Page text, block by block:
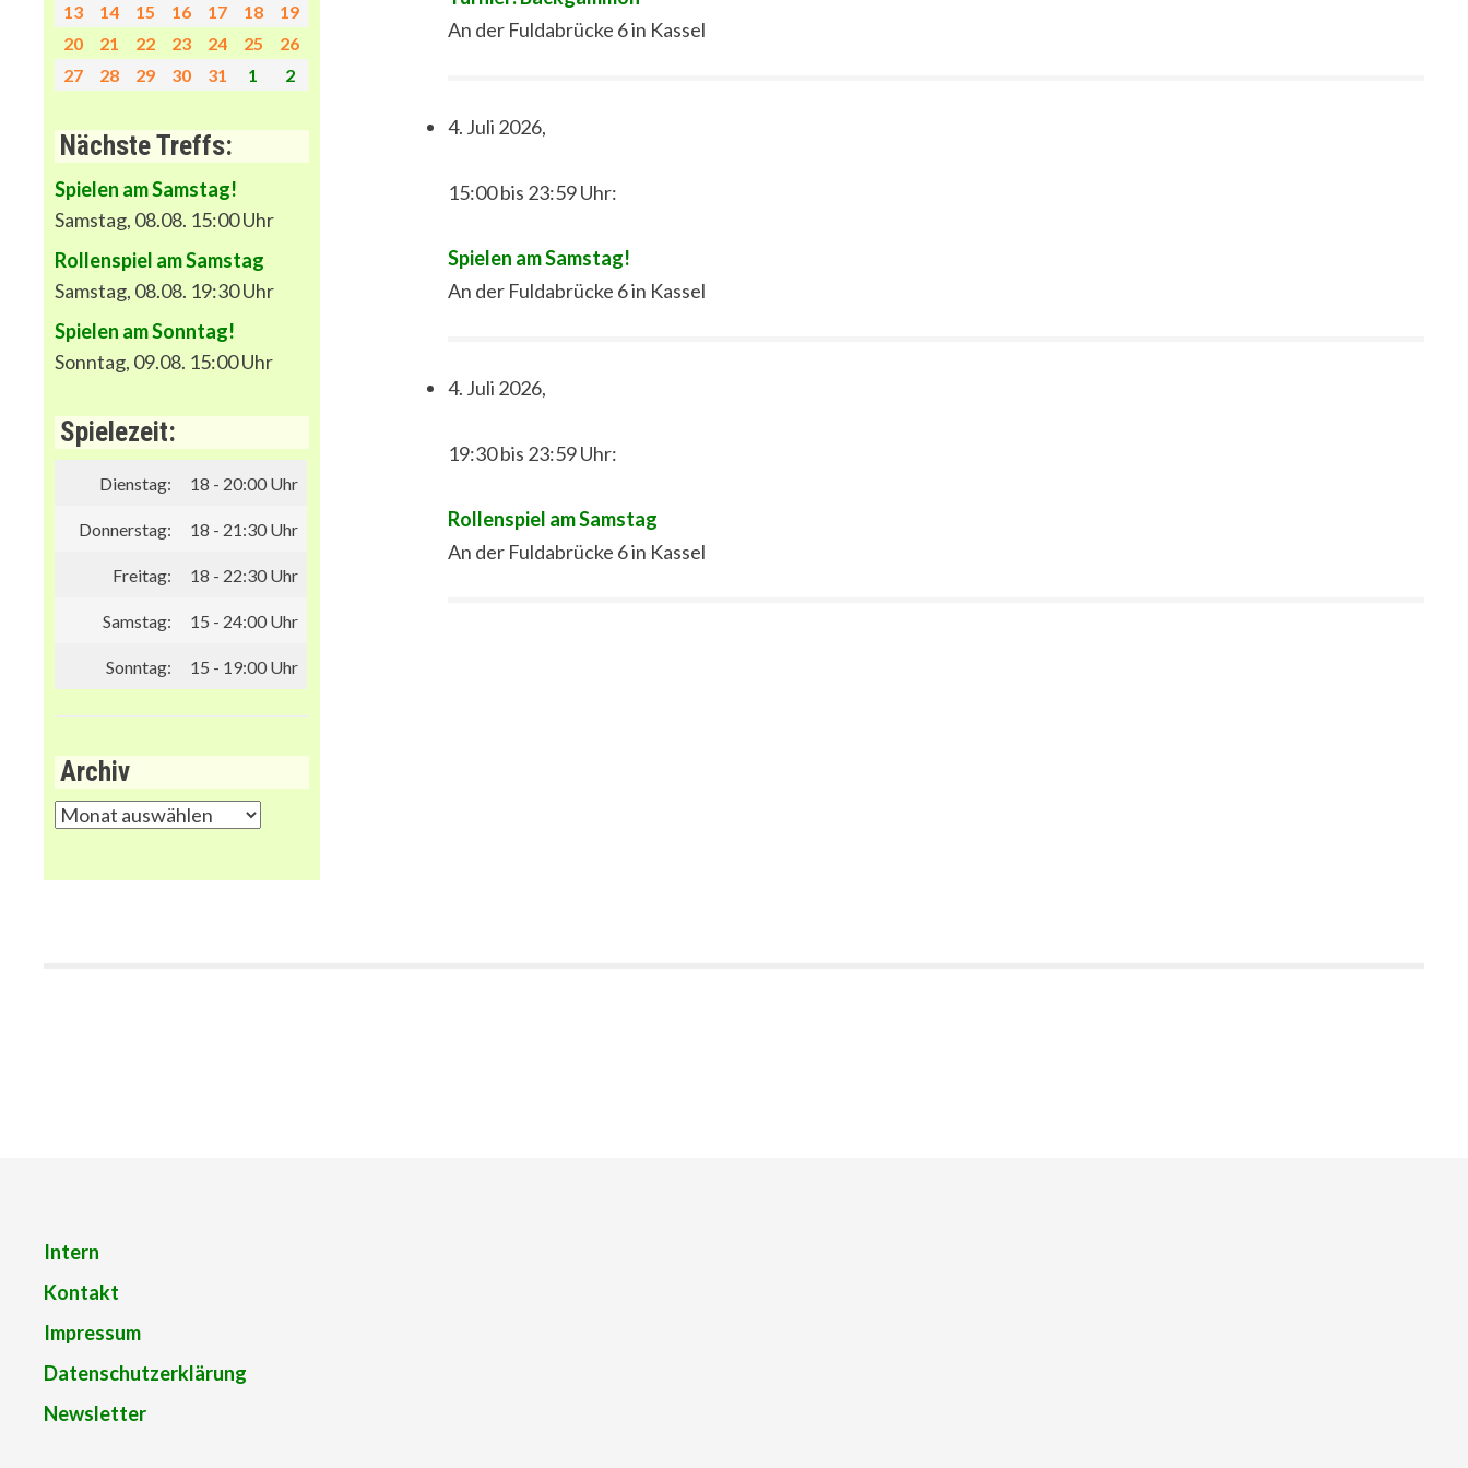
13
14 15 16 17 18
19
20
21 22 23 24 25
26
27
28 29 30 31 1 2
Nächste Treffs:
Spielen am Samstag!
Samstag, 08.08. 15:00 Uhr
Rollenspiel am Samstag
Samstag, 08.08. 19:30 Uhr
Spielen am Sonntag!
Sonntag, 09.08. 15:00 Uhr
Spielezeit:
Dienstag: 18 - 20:00 Uhr
Donnerstag: 18 - 21:30 Uhr
Freitag: 18 - 22:30 Uhr
Samstag: 15 - 24:00 Uhr
Sonntag: 15 - 19:00 Uhr
Archiv
Archiv
An der Fuldabrücke 6 in Kassel
4. Juli 2026,
15:00 bis 23:59 Uhr:
Spielen am Samstag!
An der Fuldabrücke 6 in Kassel
4. Juli 2026,
19:30 bis 23:59 Uhr:
Rollenspiel am Samstag
An der Fuldabrücke 6 in Kassel
Intern
Kontakt
Impressum
Datenschutzerklärung
Newsletter